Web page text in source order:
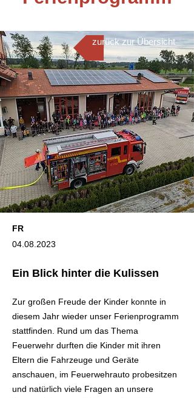
FR
04.08.2023
Ein Blick hinter die Kulissen
Zur großen Freude der Kinder konnte in
diesem Jahr wieder unser Ferienprogramm
stattfinden. Rund um das Thema
Feuerwehr durften die Kinder mit ihren
Eltern die Fahrzeuge und Geräte
anschauen, im Feuerwehrauto probesitzen
und natürlich viele Fragen an unsere
zurück zur Übersicht